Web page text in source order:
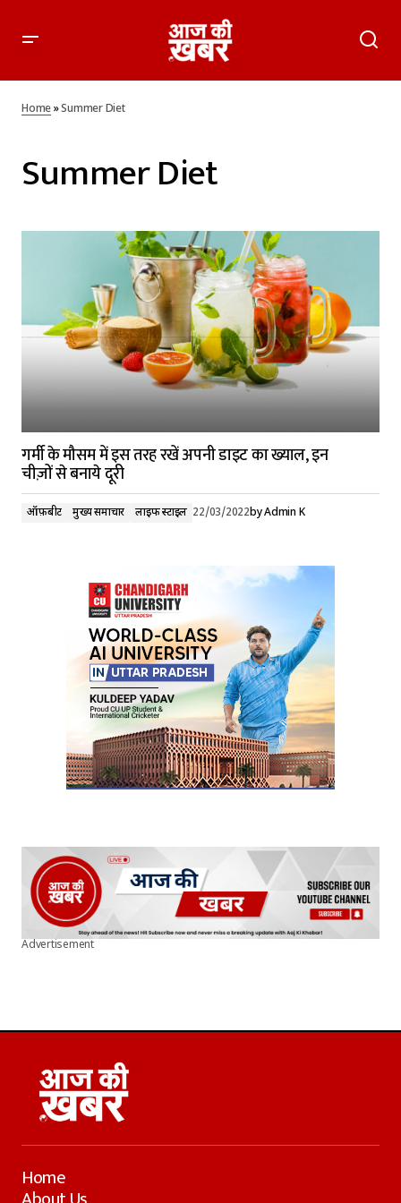
Home»Summer Diet
Summer Diet
गर्मी के मौसम में इस तरह रखें अपनी डाइट का ख्याल, इन
चीज़ों से बनाये दूरी
ऑफ़बीट मुख्य समाचार लाइफ स्टाइल 22/03/2022byAdmin K
Advertisement
Home